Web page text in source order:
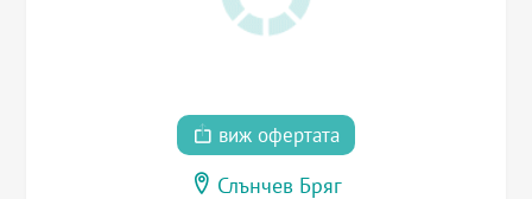
виж офертата
Слънчев Бряг